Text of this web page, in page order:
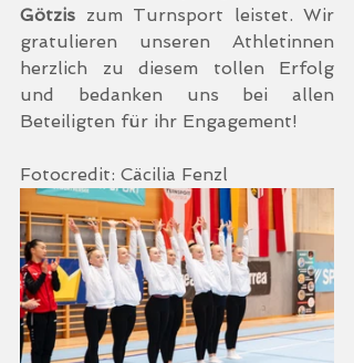
Götzis zum Turnsport leistet. Wir
gratulieren unseren Athletinnen
herzlich zu diesem tollen Erfolg
und bedanken uns bei allen
Beteiligten für ihr Engagement!
Fotocredit: Cäcilia Fenzl